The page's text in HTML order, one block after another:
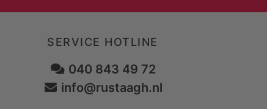
SERVICE HOTLINE
040 843 49 72
info@rustaagh.nl